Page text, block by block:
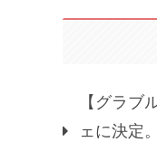
【グラブ
ェに決定